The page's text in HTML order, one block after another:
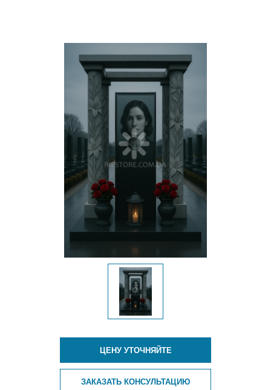
ЦЕНУ УТОЧНЯЙТЕ
ЗАКАЗАТЬ КОНСУЛЬТАЦИЮ